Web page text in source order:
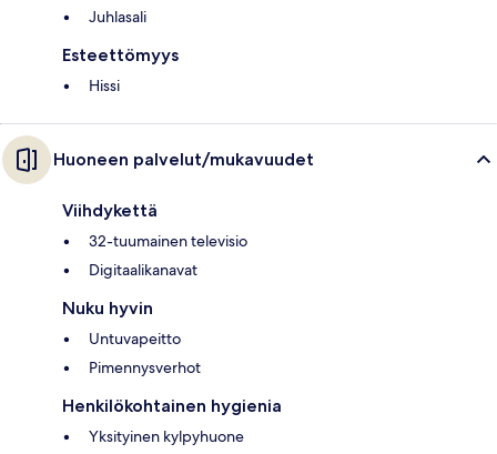
Juhlasali
Esteettömyys
Hissi
Huoneen palvelut/mukavuudet
Viihdykettä
32-tuumainen televisio
Digitaalikanavat
Nuku hyvin
Untuvapeitto
Pimennysverhot
Henkilökohtainen hygienia
Yksityinen kylpyhuone